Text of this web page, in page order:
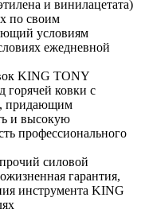
и винилацетата)
по своим
условиям
ежедневной
KING TONY
горячей ковки с
придающим
и высокую
профессионального
силовой
гарантия,
инструмента KING